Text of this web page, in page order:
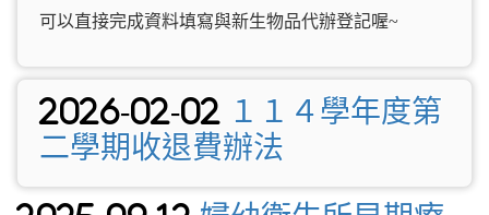
可以直接完成資料填寫與新生物品代辦登記喔~
2026-02-02 １１４學年度第
二學期收退費辦法